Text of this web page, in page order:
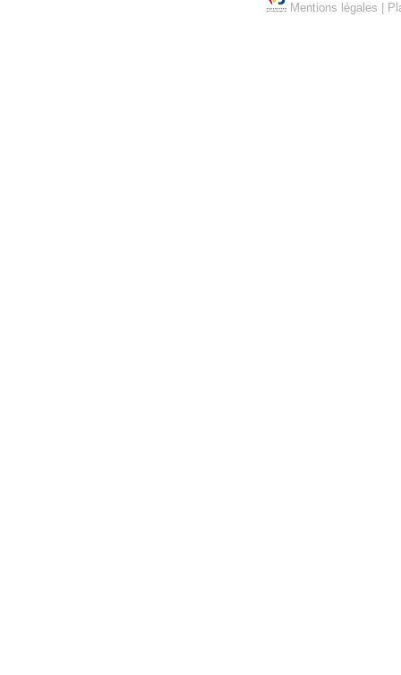
Mentions légales